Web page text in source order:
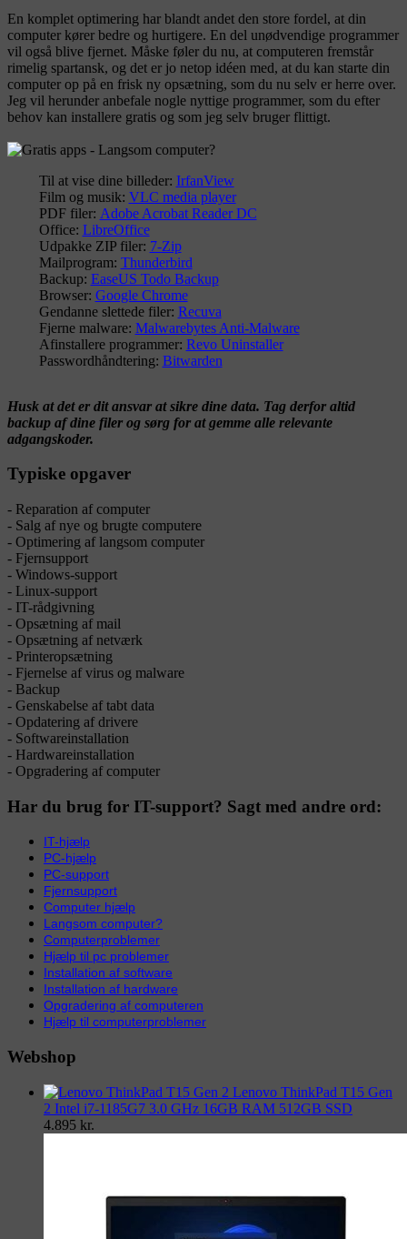
En komplet optimering har blandt andet den store fordel, at din
computer kører bedre og hurtigere. En del unødvendige programmer
vil også blive fjernet. Måske føler du nu, at computeren fremstår
rimelig spartansk, og det er jo netop idéen med, at du kan starte din
computer op på en frisk ny opsætning, som du nu selv er herre over.
Jeg vil herunder anbefale nogle nyttige programmer, som du efter
behov kan installere gratis og som jeg selv bruger flittigt.
Til at vise dine billeder: IrfanView
Film og musik: VLC media player
PDF filer: Adobe Acrobat Reader DC
Office: LibreOffice
Udpakke ZIP filer: 7-Zip
Mailprogram: Thunderbird
Backup: EaseUS Todo Backup
Browser: Google Chrome
Gendanne slettede filer: Recuva
Fjerne malware: Malwarebytes Anti-Malware
Afinstallere programmer: Revo Uninstaller
Passwordhåndtering: Bitwarden
Husk at det er dit ansvar at sikre dine data. Tag derfor altid
backup af dine filer og sørg for at gemme alle relevante
adgangskoder.
Typiske opgaver
- Reparation af computer
- Salg af nye og brugte computere
- Optimering af langsom computer
- Fjernsupport
- Windows-support
- Linux-support
- IT-rådgivning
- Opsætning af mail
- Opsætning af netværk
- Printeropsætning
- Fjernelse af virus og malware
- Backup
- Genskabelse af tabt data
- Opdatering af drivere
- Softwareinstallation
- Hardwareinstallation
- Opgradering af computer
Har du brug for IT-support? Sagt med andre ord:
IT-hjælp
PC-hjælp
PC-support
Fjernsupport
Computer hjælp
Langsom computer?
Computerproblemer
Hjælp til pc problemer
Installation af software
Installation af hardware
Opgradering af computeren
Hjælp til computerproblemer
Webshop
Lenovo ThinkPad T15 Gen
2 Intel i7-1185G7 3.0 GHz 16GB RAM 512GB SSD
4.895 kr.